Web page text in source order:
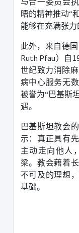
晤的精神推动“
能够在充满张力
此外，来自德
Ruth Pfau）自
世纪致力消除
病中心服务无
被誉为“巴基斯
遇。
巴基斯坦教会
示：真正具有
主动走向他人
梁。教会藉着
不可及的理想
基础。